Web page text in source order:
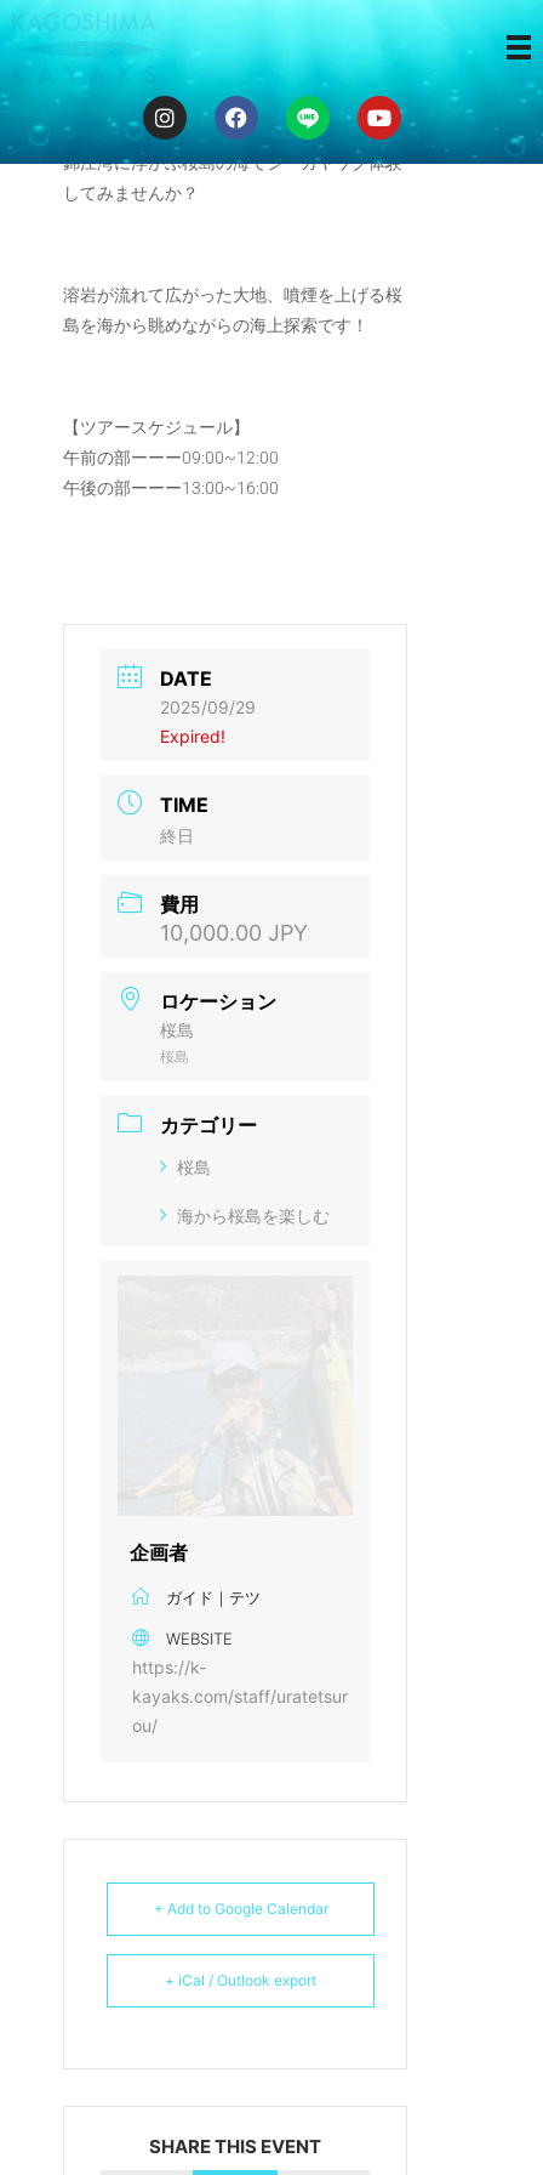
3時間ツアー
錦江湾に浮かぶ桜島の海でシーカヤック体験
してみませんか？
溶岩が流れて広がった大地、噴煙を上げる桜
島を海から眺めながらの海上探索です！
【ツアースケジュール】
午前の部ーーー09:00~12:00
午後の部ーーー13:00~16:00
DATE
2025/09/29
Expired!
TIME
終日
費用
10,000.00 JPY
ロケーション
桜島
桜島
カテゴリー
桜島
海から桜島を楽しむ
企画者
ガイド｜テツ
WEBSITE
https://k-
kayaks.com/staff/uratetsur
ou/
+ Add to Google Calendar
+ iCal / Outlook export
SHARE THIS EVENT